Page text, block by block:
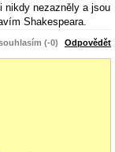
nikdy nezazněly a jsou
Shakespeara.
(-0) Odpovědět